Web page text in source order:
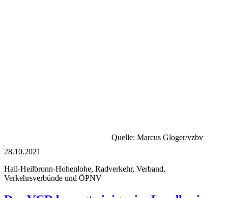
Quelle: Marcus Gloger/vzbv
28.10.2021
Hall-Heilbronn-Hohenlohe, Radverkehr, Verband,
Verkehrsverbünde und ÖPNV